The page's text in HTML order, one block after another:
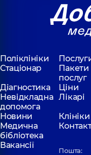
Поліклініки
Стаціонар
Пакети
послуг
Діагностика
Ціни
Невідкладна
допомога
Лікарі
Новини
Клініки
Медична
бібліотека
Вакансії
Пошта: